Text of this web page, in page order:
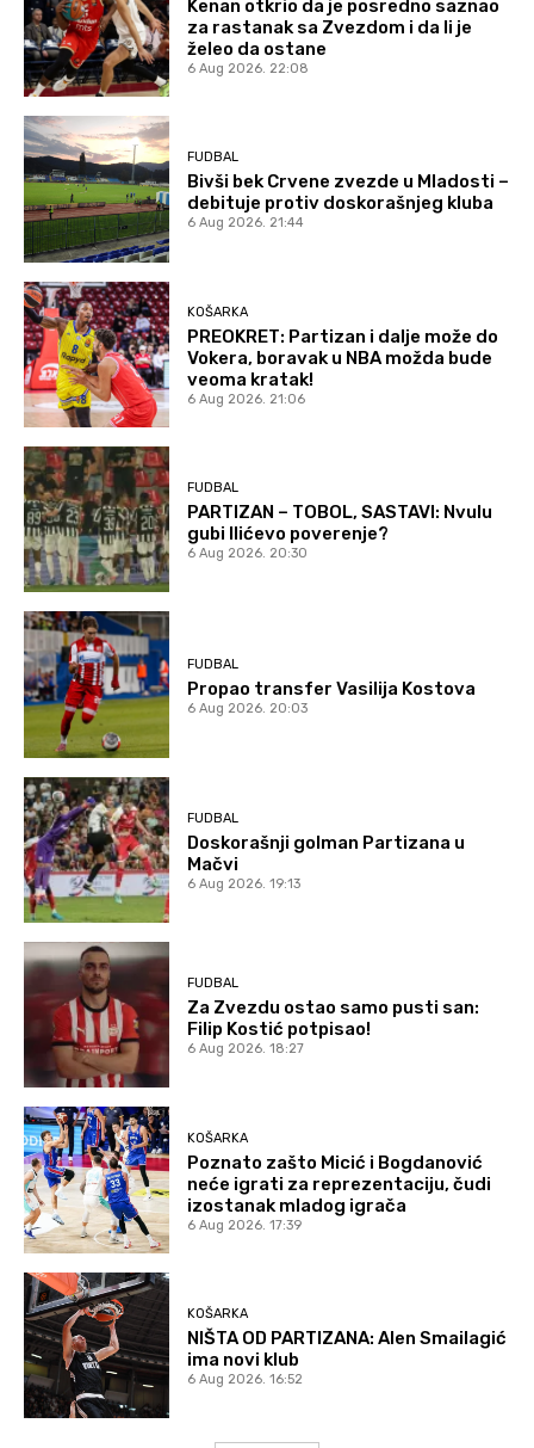
Kenan otkrio da je posredno saznao
za rastanak sa Zvezdom i da li je
želeo da ostane
6 Aug 2026. 22:08
FUDBAL
Bivši bek Crvene zvezde u Mladosti –
debituje protiv doskorašnjeg kluba
6 Aug 2026. 21:44
KOŠARKA
PREOKRET: Partizan i dalje može do
Vokera, boravak u NBA možda bude
veoma kratak!
6 Aug 2026. 21:06
FUDBAL
PARTIZAN – TOBOL, SASTAVI: Nvulu
gubi Ilićevo poverenje?
6 Aug 2026. 20:30
FUDBAL
Propao transfer Vasilija Kostova
6 Aug 2026. 20:03
FUDBAL
Doskorašnji golman Partizana u
Mačvi
6 Aug 2026. 19:13
FUDBAL
Za Zvezdu ostao samo pusti san:
Filip Kostić potpisao!
6 Aug 2026. 18:27
KOŠARKA
Poznato zašto Micić i Bogdanović
neće igrati za reprezentaciju, čudi
izostanak mladog igrača
6 Aug 2026. 17:39
KOŠARKA
NIŠTA OD PARTIZANA: Alen Smailagić
ima novi klub
6 Aug 2026. 16:52